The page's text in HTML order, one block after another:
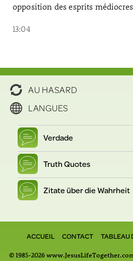
opposition des esprits
13:04
AU HASARD
LANGUES
Verdade
Truth Quotes
Zitate über die Wahrheit
ACCUEIL CONTACT TABLEAU
© 1985-2026